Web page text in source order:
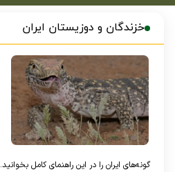
خزندگان و دوزیستان ایران
گونه‌های ایران را در این راهنمای کامل بخوانید.